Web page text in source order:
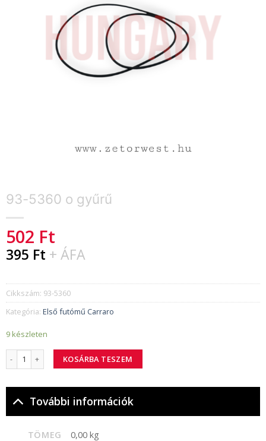
93-5360 o gyűrű
502 Ft
395 Ft + ÁFA
Cikkszám: 93-5360
Kategória: Első futómű Carraro
9 készleten
93-5360 o gyűrű mennyiségKOSÁRBA TESZEM
További információk
TÖMEG 0,00 kg